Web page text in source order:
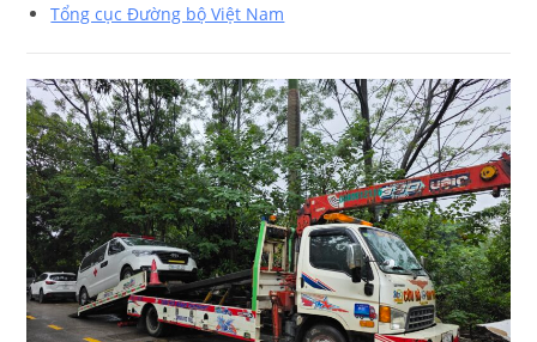
Tổng cục Đường bộ Việt Nam